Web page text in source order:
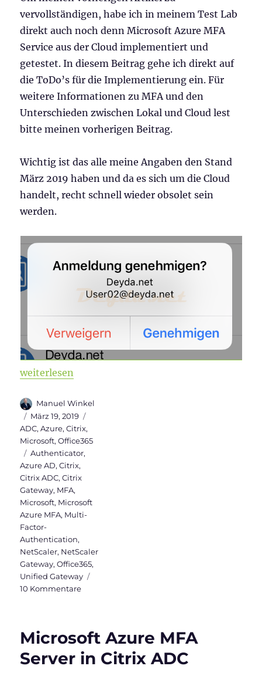
vervollständigen, habe ich in meinem Test Lab
direkt auch noch denn Microsoft Azure MFA
Service aus der Cloud implementiert und
getestet. In diesem Beitrag gehe ich direkt auf
die ToDo’s für die Implementierung ein. Für
weitere Informationen zu MFA und den
Unterschieden zwischen Lokal und Cloud lest
bitte meinen vorherigen Beitrag.
Wichtig ist das alle meine Angaben den Stand
März 2019 haben und da es sich um die Cloud
handelt, recht schnell wieder obsolet sein
werden.
„Microsoft Azure MFA Cloud Service in Citrix ADC“
weiterlesen
Autor
Manuel Winkel
Veröffentlicht
am
März 19, 2019
ADC,Azure,Citrix,
Microsoft,Office365
Schlagwörter
Authenticator,
Azure AD,Citrix,
Citrix ADC,Citrix
Gateway, MFA,
Microsoft, Microsoft
Azure MFA, Multi-
Factor-
Authentication,
NetScaler, NetScaler
Gateway,Office365,
Unified Gateway
10 Kommentarezu
Cloud
Service
in
Microsoft Azure MFA
Server in Citrix ADC